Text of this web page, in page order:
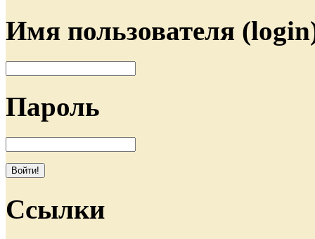
Имя пользователя
Пароль
Ссылки